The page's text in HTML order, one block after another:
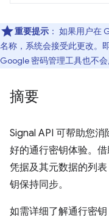
重要提示 ： 如果用户在
名称，系统会接受此更改。
Google 密码管理工具也不会
摘要
Signal API 可帮助您
好的通行密钥体验。
凭据及其元数据的列
钥保持同步。
如需详细了解通行密